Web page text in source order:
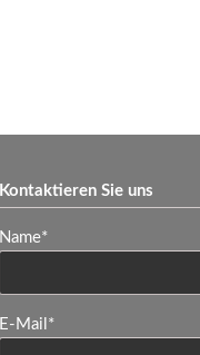
Kontaktieren Sie uns
Pflichtfeld
Name*
Pflichtfeld
E-Mail *